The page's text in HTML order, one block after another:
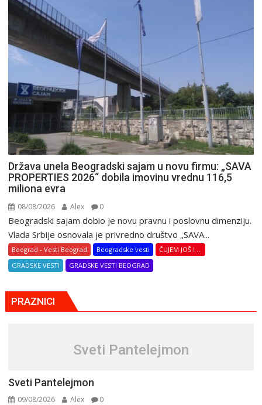
Država unela Beogradski sajam u novu firmu: „SAVA
PROPERTIES 2026“ dobila imovinu vrednu 116,5
miliona evra
08/08/2026 Alex 0
Beogradski sajam dobio je novu pravnu i poslovnu dimenziju.
Vlada Srbije osnovala je privredno društvo „SAVA...
Beograd - Vesti Beograd Beogradske vesti
ČUJEM JOŠ I ...
GRADSKE VESTI
GRADSKE VESTI BEOGRAD
PRAZNICI
Sveti Pantelejmon
Sveti Pantelejmon
09/08/2026 Alex 0